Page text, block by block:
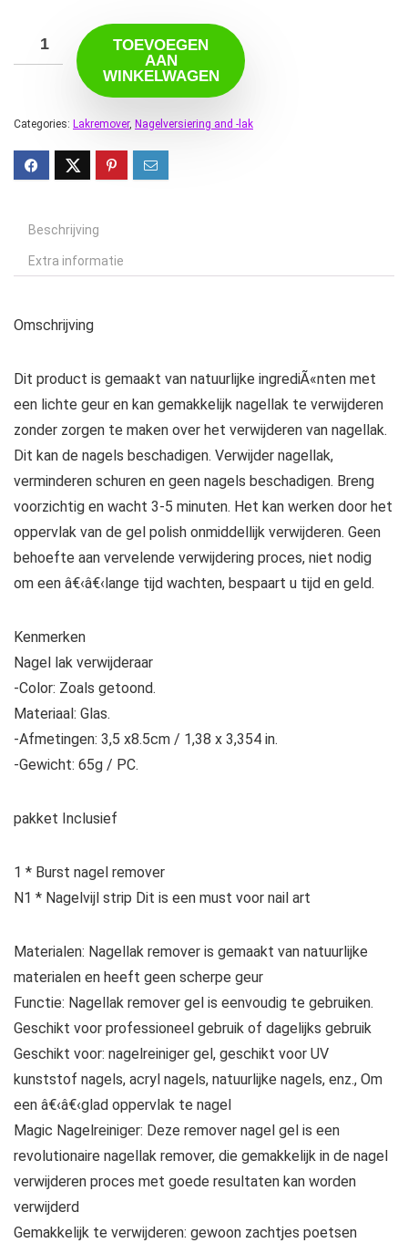
TOEVOEGEN
AAN
WINKELWAGEN
Categories: Lakremover, Nagelversiering and -lak
Beschrijving
Extra informatie
Omschrijving
Dit product is gemaakt van natuurlijke ingrediÃ«nten met
een lichte geur en kan gemakkelijk nagellak te verwijderen
zonder zorgen te maken over het verwijderen van nagellak.
Dit kan de nagels beschadigen. Verwijder nagellak,
verminderen schuren en geen nagels beschadigen. Breng
voorzichtig en wacht 3-5 minuten. Het kan werken door het
oppervlak van de gel polish onmiddellijk verwijderen. Geen
behoefte aan vervelende verwijdering proces, niet nodig
om een â€‹â€‹lange tijd wachten, bespaart u tijd en geld.
Kenmerken
Nagel lak verwijderaar
-Color: Zoals getoond.
Materiaal: Glas.
-Afmetingen: 3,5 x8.5cm / 1,38 x 3,354 in.
-Gewicht: 65g / PC.
pakket Inclusief
1 * Burst nagel remover
N1 * Nagelvijl strip Dit is een must voor nail art
Materialen: Nagellak remover is gemaakt van natuurlijke
materialen en heeft geen scherpe geur
Functie: Nagellak remover gel is eenvoudig te gebruiken.
Geschikt voor professioneel gebruik of dagelijks gebruik
Geschikt voor: nagelreiniger gel, geschikt voor UV
kunststof nagels, acryl nagels, natuurlijke nagels, enz., Om
een â€‹â€‹glad oppervlak te nagel
Magic Nagelreiniger: Deze remover nagel gel is een
revolutionaire nagellak remover, die gemakkelijk in de nagel
verwijderen proces met goede resultaten kan worden
verwijderd
Gemakkelijk te verwijderen: gewoon zachtjes poetsen